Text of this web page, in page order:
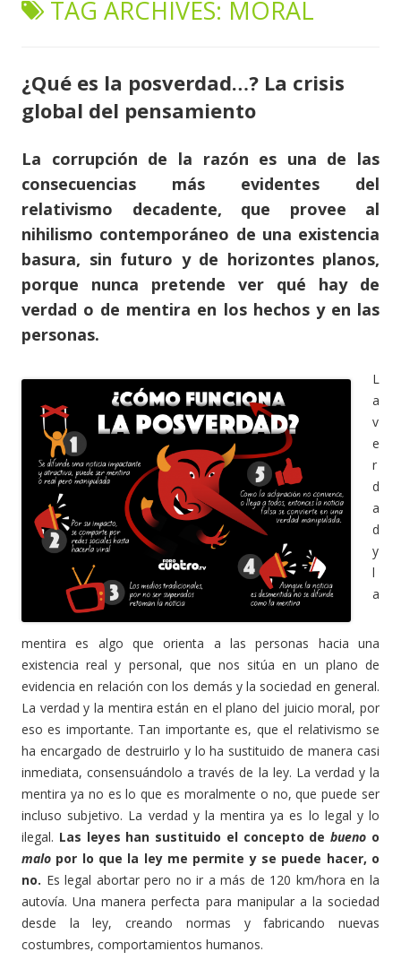
TAG ARCHIVES: MORAL
¿Qué es la posverdad…? La crisis
global del pensamiento
La corrupción de la razón es una de las
consecuencias más evidentes del
relativismo decadente, que provee al
nihilismo contemporáneo de una existencia
basura, sin futuro y de horizontes planos,
porque nunca pretende ver qué hay de
verdad o de mentira en los hechos y en las
personas.
L
a
v
e
r
d
a
d
y
l
a
mentira es algo que orienta a las personas hacia una
existencia real y personal, que nos sitúa en un plano de
evidencia en relación con los demás y la sociedad en general.
La verdad y la mentira están en el plano del juicio moral, por
eso es importante. Tan importante es, que el relativismo se
ha encargado de destruirlo y lo ha sustituido de manera casi
inmediata, consensuándolo a través de la ley. La verdad y la
mentira ya no es lo que es moralmente o no, que puede ser
incluso subjetivo. La verdad y la mentira ya es lo legal y lo
ilegal. Las leyes han sustituido el concepto debueno o
malo por lo que la ley me permite y se puede hacer, o
no. Es legal abortar pero no ir a más de 120 km/hora en la
autovía. Una manera perfecta para manipular a la sociedad
desde la ley, creando normas y fabricando nuevas
costumbres, comportamientos humanos.